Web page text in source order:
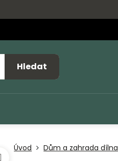
Hledat
Úvod Dům a zahrada dílna